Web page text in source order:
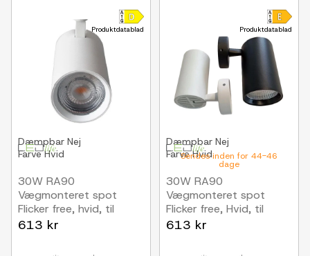
Produktdatablad
Dæmpbar Nej
FarveHvid
30W RA90
Vægmonteret spot
Flicker free, hvid, til
loft/væg
613 kr
Produktdatablad
Sendes inden for 44-46
dage
Dæmpbar Nej
FarveHvid
30W RA90
Vægmonteret spot
Flicker free, Hvid, til
loft/væg
613 kr